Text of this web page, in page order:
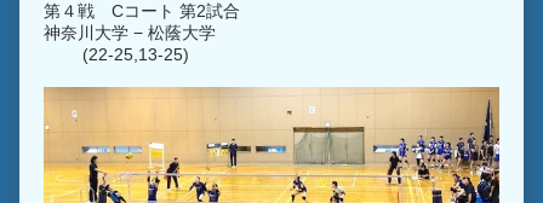
第４戦 Cコート 第2試合
神奈川大学 − 松蔭大学
(22-25,13-25)